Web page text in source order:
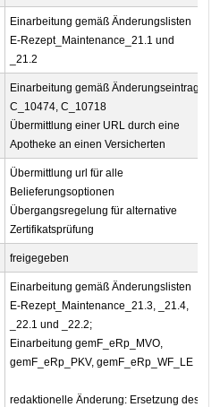
Einarbeitung gemäß Änderungslisten
E-Rezept_Maintenance_21.1 und
_21.2
Einarbeitung gemäß Änderungseintrag
C_10474, C_10718
Übermittlung einer URL durch eine
Apotheke an einen Versicherten
Übermittlung url für alle
Belieferungsoptionen
Übergangsregelung für alternative
Zertifikatsprüfung
freigegeben
Einarbeitung gemäß Änderungslisten
E-Rezept_Maintenance_21.3, _21.4,
_22.1 und _22.2;
Einarbeitung gemF_eRp_MVO,
gemF_eRp_PKV, gemF_eRp_WF_LE
redaktionelle Änderung: Ersetzung des